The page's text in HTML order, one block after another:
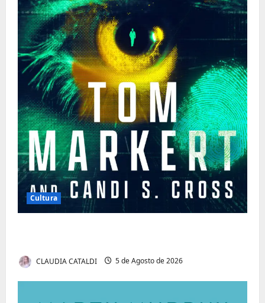
Cultura
CLAUDIA CATALDI 5 de Agosto de 2026